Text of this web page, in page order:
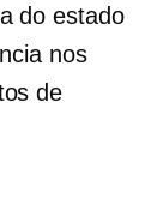
do estado
nos
de